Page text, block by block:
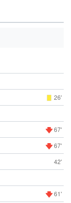
26'
67'
67'
42'
61'